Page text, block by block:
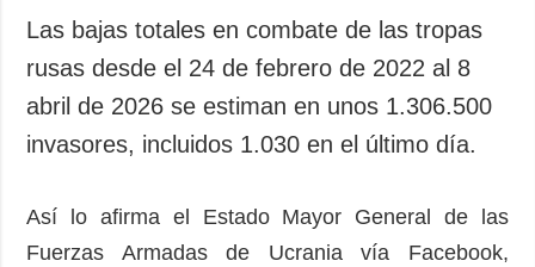
Las bajas totales en combate de las tropas
rusas desde el 24 de febrero de 2022 al 8
abril de 2026 se estiman en unos 1.306.500
invasores, incluidos 1.030 en el último día.
Así lo afirma el Estado Mayor General de las
Fuerzas Armadas de Ucrania vía Facebook,